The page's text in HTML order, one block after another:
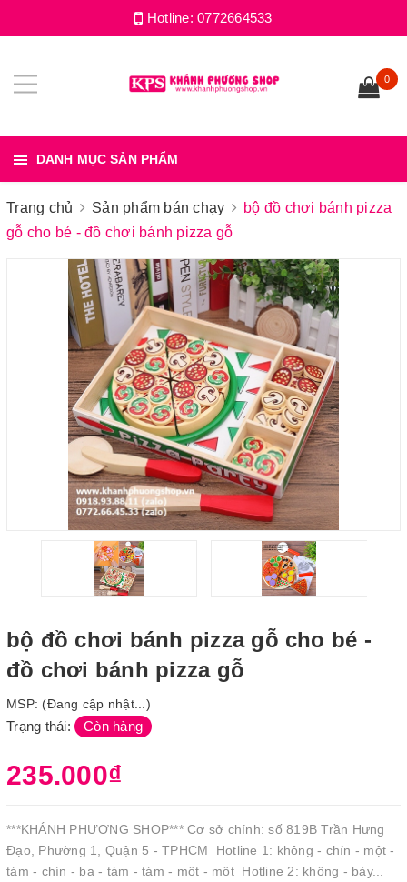
Hotline:0772664533
0
DANH MỤC SẢN PHẨM
Trang chủ Sản phẩm bán chạy
bộ đồ chơi bánh pizza
gỗ cho bé - đồ chơi bánh pizza gỗ
bộ đồ chơi bánh pizza gỗ cho bé -
đồ chơi bánh pizza gỗ
MSP: (Đang cập nhật...)
Trạng thái: Còn hàng
235.000₫
***KHÁNH PHƯƠNG SHOP*** Cơ sở chính: số 819B Trần Hưng
Đạo, Phường 1, Quận 5 - TPHCM Hotline 1: không - chín - một -
tám - chín - ba - tám - tám - một - một Hotline 2: không - bảy...